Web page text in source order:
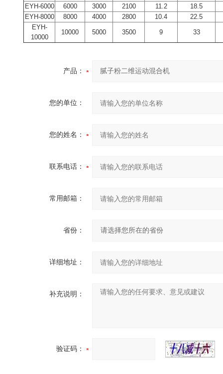
EYH-6000
6000 3000 2100 11.2
18.5
EYH-8000
8000 4000 2800 10.4
22.5
EYH-
10000
10000 5000 3500 9 33
产品：
您的单位：
您的姓名：
联系电话：
常用邮箱：
省份：
详细地址：
补充说明：
验证码：